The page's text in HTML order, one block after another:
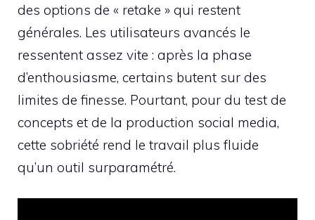
des options de « retake » qui restent
générales. Les utilisateurs avancés le
ressentent assez vite : après la phase
d’enthousiasme, certains butent sur des
limites de finesse. Pourtant, pour du test de
concepts et de la production social media,
cette sobriété rend le travail plus fluide
qu’un outil surparamétré.